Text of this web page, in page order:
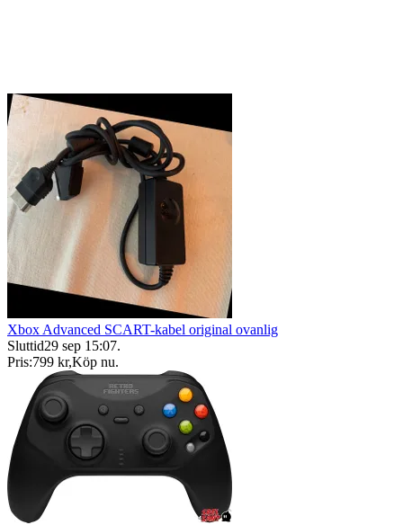
Xbox Advanced SCART-kabel original ovanlig
Sluttid29 sep 15:07.
Pris:799 kr,Köp nu.